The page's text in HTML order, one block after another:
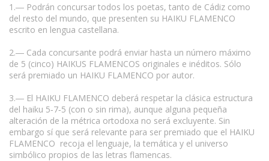
1.― Podrán concursar todos los poetas, tanto de Cádiz como
del resto del mundo, que presenten su HAIKU FLAMENCO
escrito en lengua castellana.
2.― Cada concursante podrá enviar hasta un número máximo
de 5 (cinco) HAIKUS FLAMENCOS originales e inéditos. Sólo
será premiado un HAIKU FLAMENCO por autor.
3.― El HAIKU FLAMENCO deberá respetar la clásica estructura
del haiku 5‐7‐5 (con o sin rima), aunque alguna pequeña
alteración de la métrica ortodoxa no será excluyente. Sin
embargo sí que será relevante para ser premiado que el HAIKU
FLAMENCO recoja el lenguaje, la temática y el universo
simbólico propios de las letras flamencas.